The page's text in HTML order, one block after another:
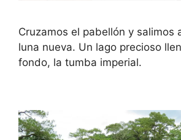
Cruzamos el pabellón y salimos
luna nueva. Un lago precioso
fondo, la tumba imperial.